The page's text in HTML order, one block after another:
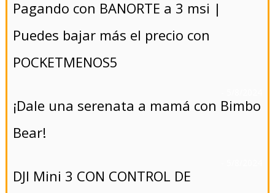
Pagando con BANORTE a 3 msi |
Puedes bajar más el precio con
POCKETMENOS5
¡Dale una serenata a mamá con Bimbo
Bear!
DJI Mini 3 CON CONTROL DE